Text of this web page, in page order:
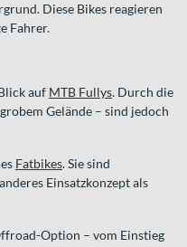
Diese Bikes reagieren
Fahrer.
auf MTB Fullys. Durch die
Gelände – sind jedoch
Fatbikes. Sie sind
Einsatzkonzept als
Option – vom Einstieg